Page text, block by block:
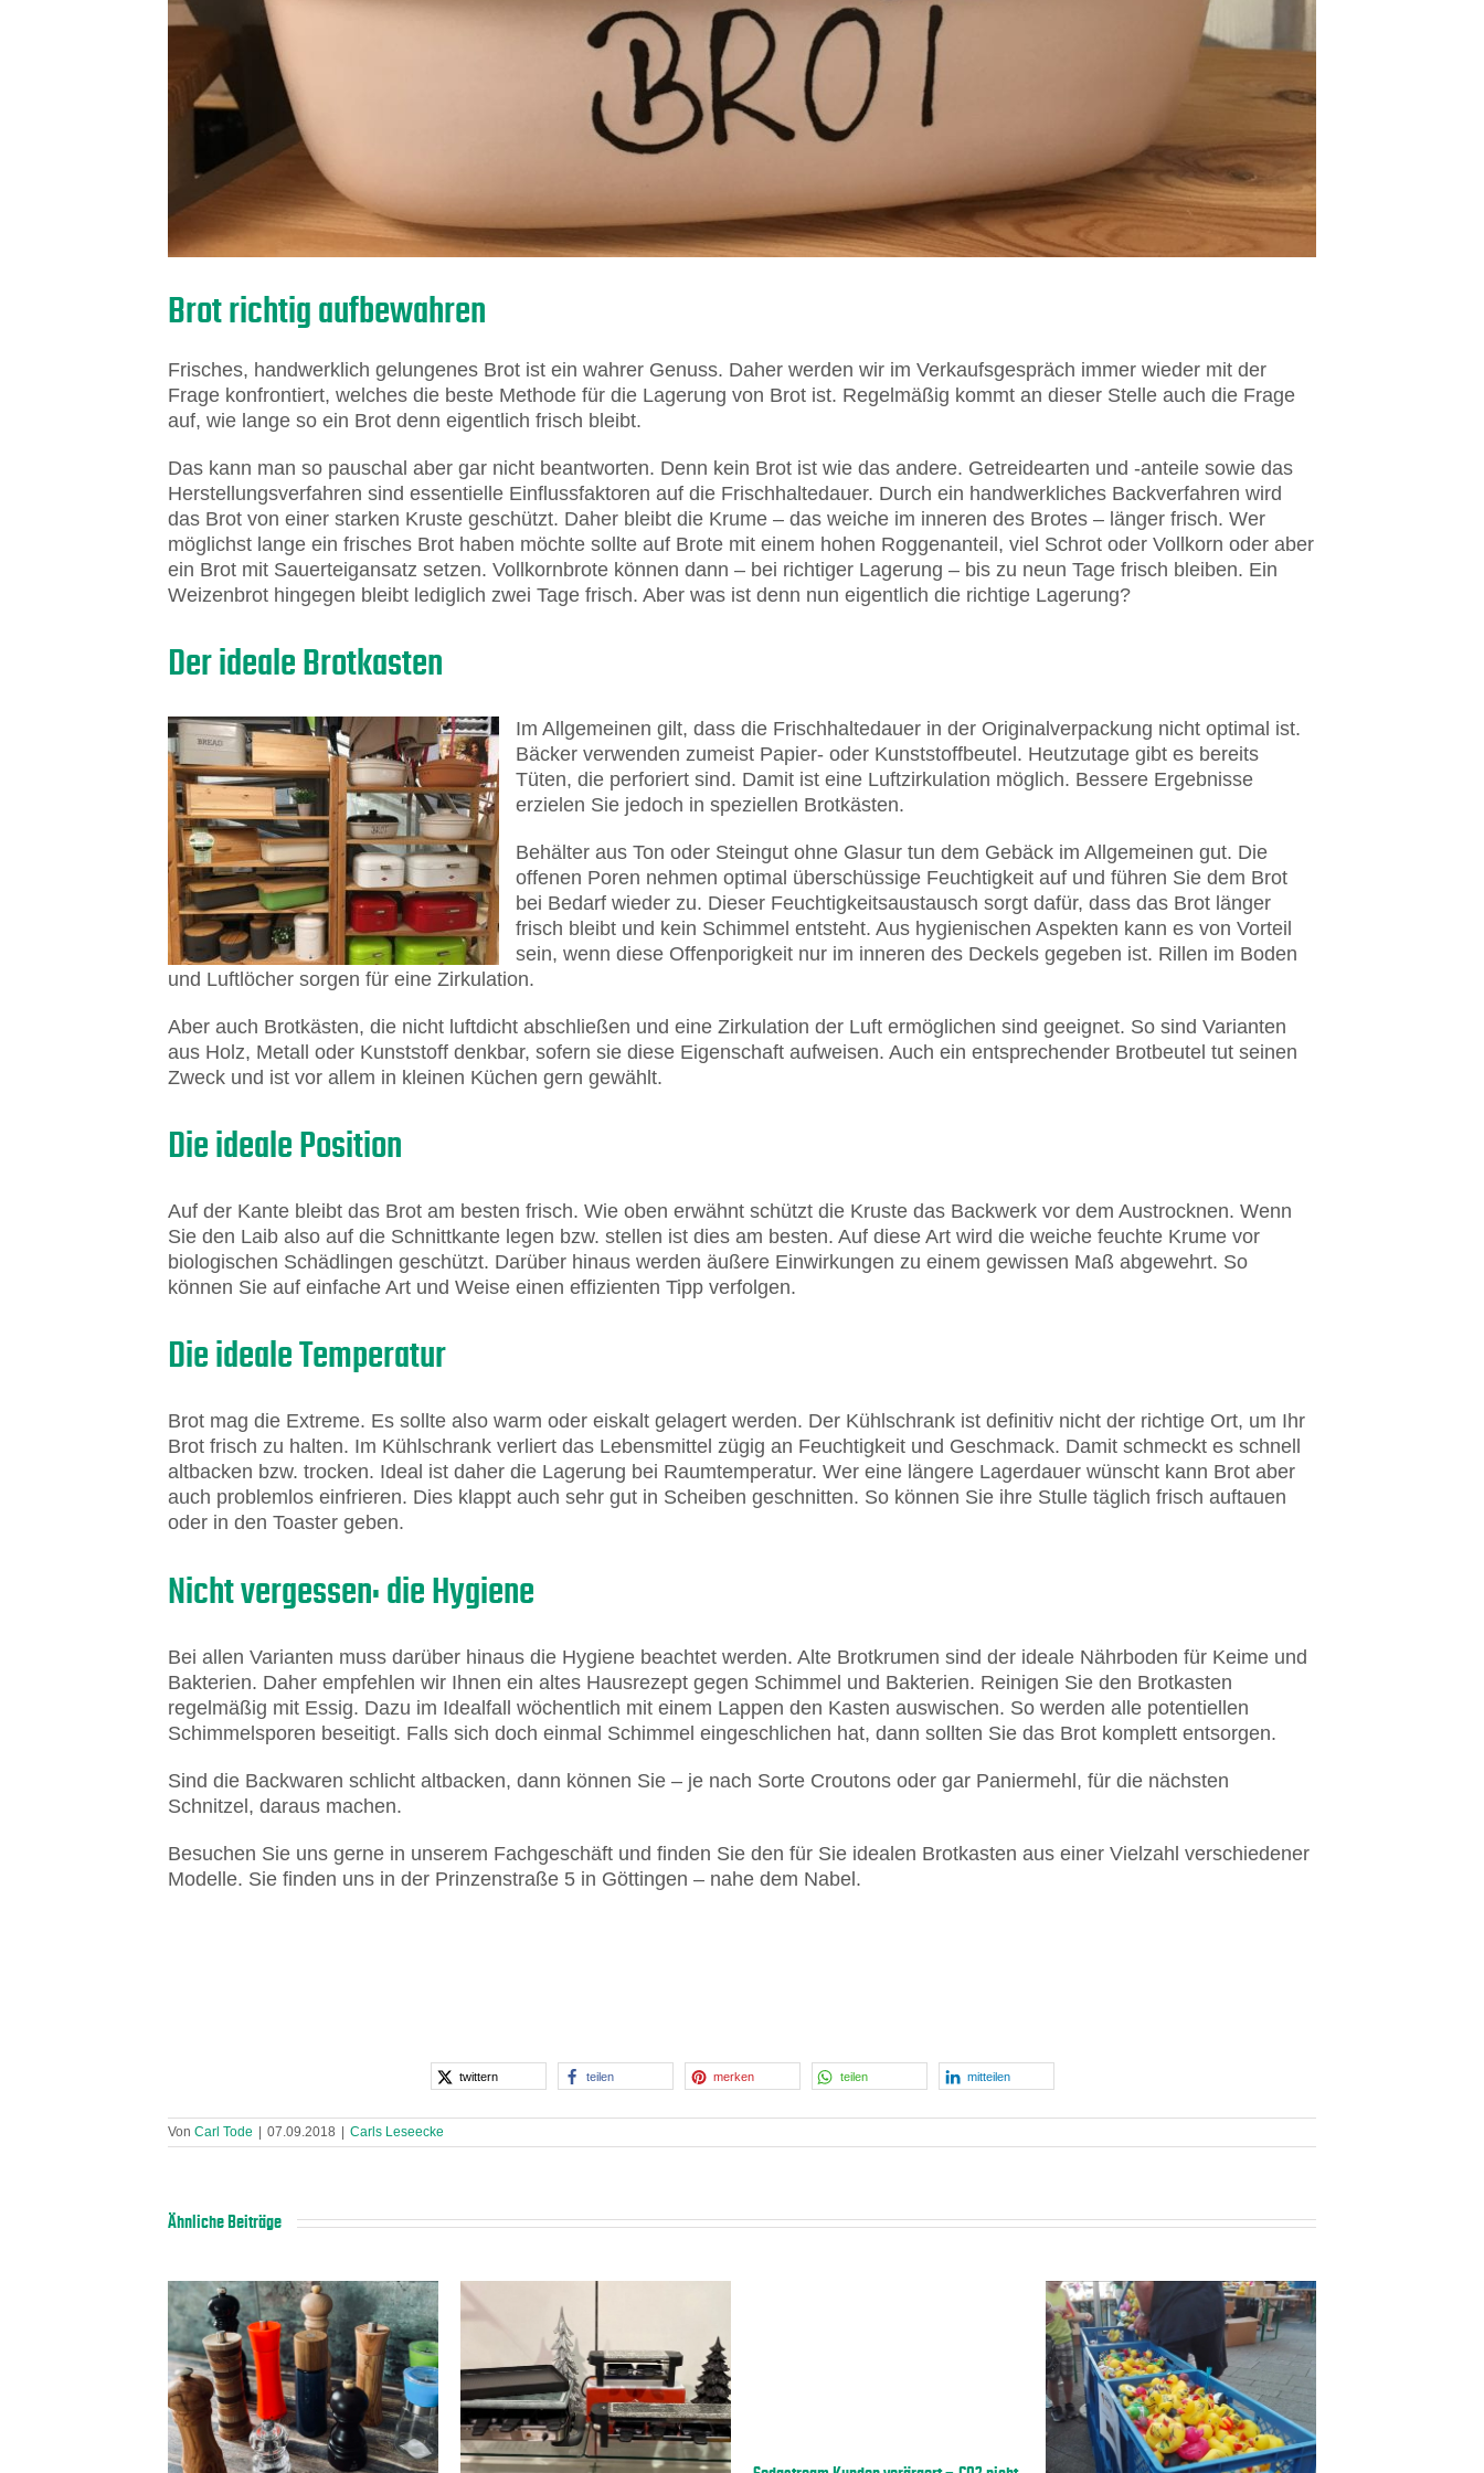
Brot richtig aufbewahren
Frisches, handwerklich gelungenes Brot ist ein wahrer Genuss. Daher werden wir im Verkaufsgespräch immer wieder mit der
Frage konfrontiert, welches die beste Methode für die Lagerung von Brot ist. Regelmäßig kommt an dieser Stelle auch die Frage
auf, wie lange so ein Brot denn eigentlich frisch bleibt.
Das kann man so pauschal aber gar nicht beantworten. Denn kein Brot ist wie das andere. Getreidearten und -anteile sowie das
Herstellungsverfahren sind essentielle Einflussfaktoren auf die Frischhaltedauer. Durch ein handwerkliches Backverfahren wird
das Brot von einer starken Kruste geschützt. Daher bleibt die Krume – das weiche im inneren des Brotes – länger frisch. Wer
möglichst lange ein frisches Brot haben möchte sollte auf Brote mit einem hohen Roggenanteil, viel Schrot oder Vollkorn oder aber
ein Brot mit Sauerteigansatz setzen. Vollkornbrote können dann – bei richtiger Lagerung – bis zu neun Tage frisch bleiben. Ein
Weizenbrot hingegen bleibt lediglich zwei Tage frisch. Aber was ist denn nun eigentlich die richtige Lagerung?
Der ideale Brotkasten
Im Allgemeinen gilt, dass die Frischhaltedauer in der Originalverpackung nicht optimal ist.
Bäcker verwenden zumeist Papier- oder Kunststoffbeutel. Heutzutage gibt es bereits
Tüten, die perforiert sind. Damit ist eine Luftzirkulation möglich. Bessere Ergebnisse
erzielen Sie jedoch in speziellen Brotkästen.
Behälter aus Ton oder Steingut ohne Glasur tun dem Gebäck im Allgemeinen gut. Die
offenen Poren nehmen optimal überschüssige Feuchtigkeit auf und führen Sie dem Brot
bei Bedarf wieder zu. Dieser Feuchtigkeitsaustausch sorgt dafür, dass das Brot länger
frisch bleibt und kein Schimmel entsteht. Aus hygienischen Aspekten kann es von Vorteil
sein, wenn diese Offenporigkeit nur im inneren des Deckels gegeben ist. Rillen im Boden
und Luftlöcher sorgen für eine Zirkulation.
Aber auch Brotkästen, die nicht luftdicht abschließen und eine Zirkulation der Luft ermöglichen sind geeignet. So sind Varianten
aus Holz, Metall oder Kunststoff denkbar, sofern sie diese Eigenschaft aufweisen. Auch ein entsprechender Brotbeutel tut seinen
Zweck und ist vor allem in kleinen Küchen gern gewählt.
Die ideale Position
Auf der Kante bleibt das Brot am besten frisch. Wie oben erwähnt schützt die Kruste das Backwerk vor dem Austrocknen. Wenn
Sie den Laib also auf die Schnittkante legen bzw. stellen ist dies am besten. Auf diese Art wird die weiche feuchte Krume vor
biologischen Schädlingen geschützt. Darüber hinaus werden äußere Einwirkungen zu einem gewissen Maß abgewehrt. So
können Sie auf einfache Art und Weise einen effizienten Tipp verfolgen.
Die ideale Temperatur
Brot mag die Extreme. Es sollte also warm oder eiskalt gelagert werden. Der Kühlschrank ist definitiv nicht der richtige Ort, um Ihr
Brot frisch zu halten. Im Kühlschrank verliert das Lebensmittel zügig an Feuchtigkeit und Geschmack. Damit schmeckt es schnell
altbacken bzw. trocken. Ideal ist daher die Lagerung bei Raumtemperatur. Wer eine längere Lagerdauer wünscht kann Brot aber
auch problemlos einfrieren. Dies klappt auch sehr gut in Scheiben geschnitten. So können Sie ihre Stulle täglich frisch auftauen
oder in den Toaster geben.
Nicht vergessen: die Hygiene
Bei allen Varianten muss darüber hinaus die Hygiene beachtet werden. Alte Brotkrumen sind der ideale Nährboden für Keime und
Bakterien. Daher empfehlen wir Ihnen ein altes Hausrezept gegen Schimmel und Bakterien. Reinigen Sie den Brotkasten
regelmäßig mit Essig. Dazu im Idealfall wöchentlich mit einem Lappen den Kasten auswischen. So werden alle potentiellen
Schimmelsporen beseitigt. Falls sich doch einmal Schimmel eingeschlichen hat, dann sollten Sie das Brot komplett entsorgen.
Sind die Backwaren schlicht altbacken, dann können Sie – je nach Sorte Croutons oder gar Paniermehl, für die nächsten
Schnitzel, daraus machen.
Besuchen Sie uns gerne in unserem Fachgeschäft und finden Sie den für Sie idealen Brotkasten aus einer Vielzahl verschiedener
Modelle. Sie finden uns in der Prinzenstraße 5 in Göttingen – nahe dem Nabel.
twittern teilen merken teilen mitteilen
Von Carl Tode | 07.09.2018 | Carls Leseecke
Ähnliche Beiträge